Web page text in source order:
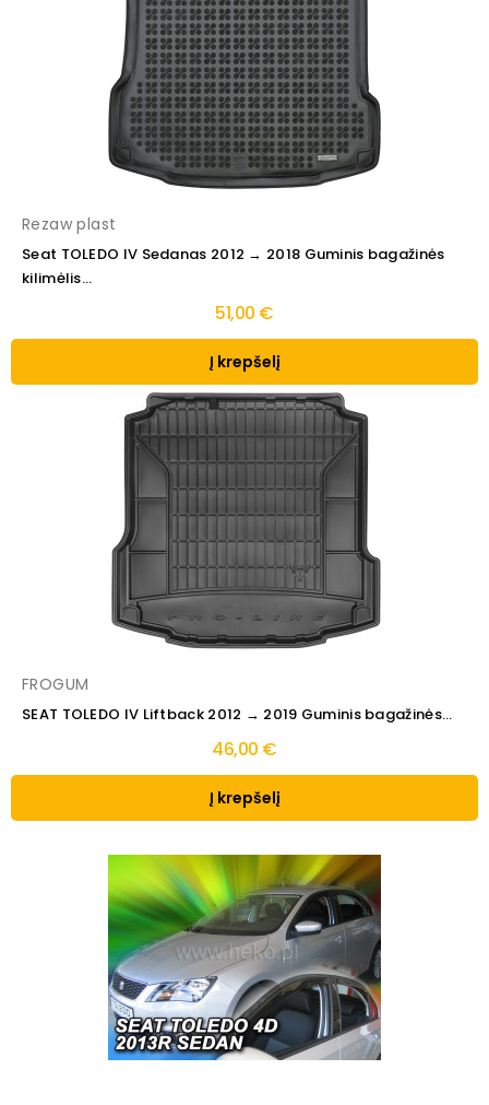
Rezaw plast
Seat TOLEDO IV Sedanas 2012 → 2018 Guminis bagažinės
kilimėlis...
51,00 €
Į krepšelį
FROGUM
SEAT TOLEDO IV Liftback 2012 → 2019 Guminis bagažinės...
46,00 €
Į krepšelį